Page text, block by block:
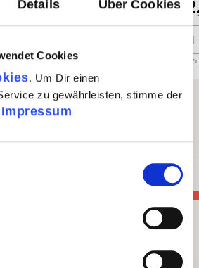
Details Über Cookies
Cookies
. Um Dir einen
zu gewährleisten, stimme der
Impressum
Menge1 x 500g Auf
von 5 von 5 Sternen